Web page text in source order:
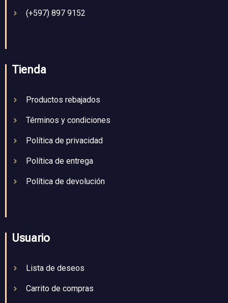
(+597) 897 9152
Tienda
Productos rebajados
Términos y condiciones
Política de privacidad
Política de entrega
Política de devolución
Usuario
Lista de deseos
Carrito de compras